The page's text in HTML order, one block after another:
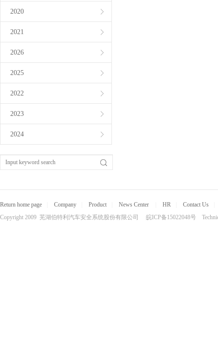
2020
2021
2026
2025
2022
2023
2024
Return home page Company Product News Center HR Contact Us
Copyright 2009 芜湖伯特利汽车安全系统股份有限公司 皖ICP备15022048号